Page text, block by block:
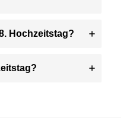
Hochzeitstag?